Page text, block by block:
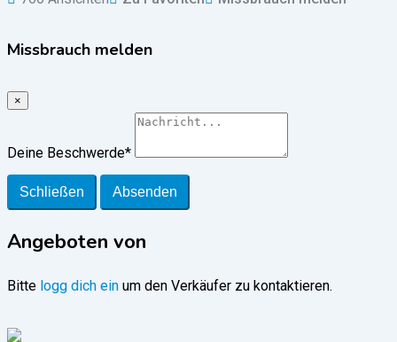
Missbrauch melden
×
Deine Beschwerde*
Schließen Absenden
Angeboten von
Bitte logg dich ein um den Verkäufer zu kontaktieren.